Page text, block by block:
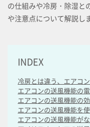
の仕組みや冷房・除湿と
や注意点について解説し
INDEX
冷房とは違う、エアコ
エアコンの送風機能の
エアコンの送風機能の
エアコンの送風機能を
エアコンの送風機能が